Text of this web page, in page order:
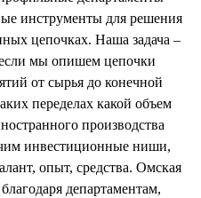
инструменты для решения
цепочках. Наша задача –
мы опишем цепочки
от сырья до конечной
переделах какой объем
производства
инвестиционные ниши,
опыт, средства. Омская
департаментам,